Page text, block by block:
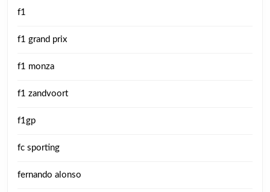
f1
f1 grand prix
f1 monza
f1 zandvoort
f1gp
fc sporting
fernando alonso